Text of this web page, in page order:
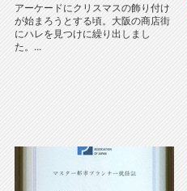
アーケードにクリスマスの飾り付け
が始まろうとする頃。大阪の商店街
にハレを見つけに繰り出しまし
た。...